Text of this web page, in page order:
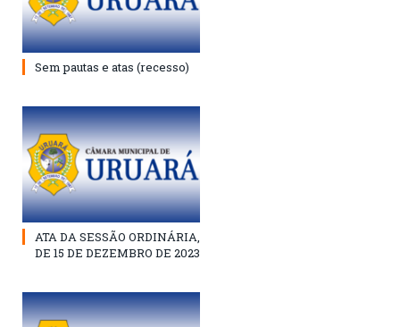
Sem pautas e atas (recesso)
ATA DA SESSÃO ORDINÁRIA,
DE 15 DE DEZEMBRO DE 2023